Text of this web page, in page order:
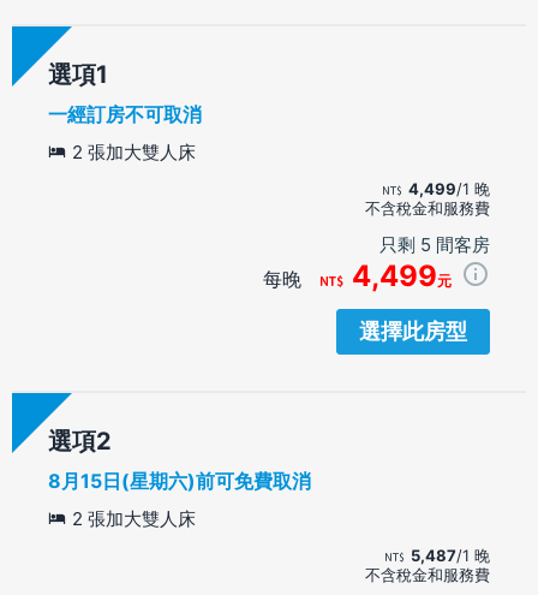
選項
一經訂房不可取消
2 張加大雙人床
4,499/1 晚
不含稅金和服務費
只剩 5 間客房
每晚 4,499元
選擇此房型
選項
8月15日(星期六)前可免費取消
2 張加大雙人床
5,487/1 晚
不含稅金和服務費